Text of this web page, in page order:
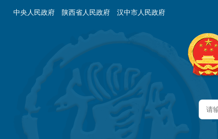
中央人民政府 陕西省人民政府 汉中市人民政府